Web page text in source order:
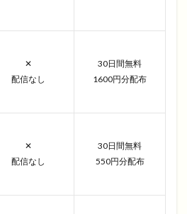
✕
配信なし
30日間無料
1600円分配布
✕
配信なし
30日間無料
550円分配布